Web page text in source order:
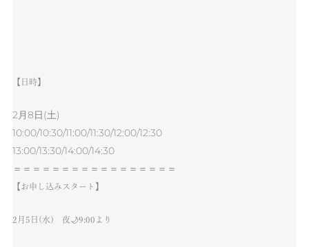
【日時】
2月8日(土)
10:00/10:30/11:00/11:30/12:00/12:30
13:00/13:30/14:00/14:30
＝＝＝＝＝＝＝＝＝＝＝＝＝＝＝＝＝
【お申し込みスタート】
2月5日(水) 夜🌙9:00より